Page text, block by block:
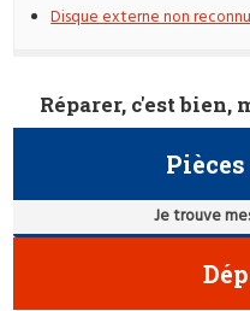
Disque externe non
Réparer, c'est bien,
Je trouve